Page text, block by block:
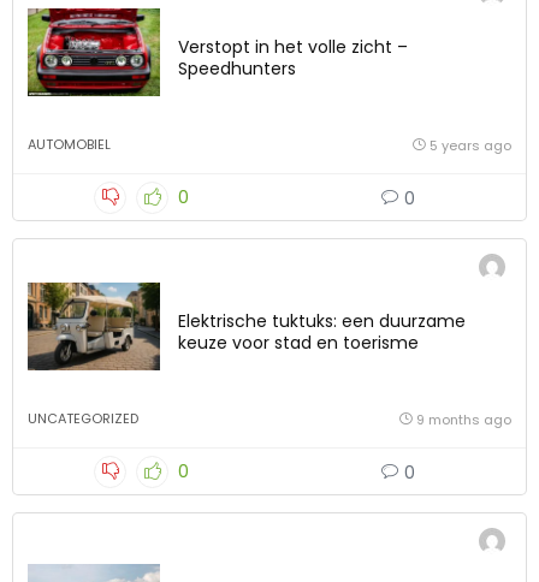
Verstopt in het volle zicht –
Speedhunters
AUTOMOBIEL 5 years ago
0 0
Elektrische tuktuks: een duurzame
keuze voor stad en toerisme
UNCATEGORIZED 9 months ago
0 0